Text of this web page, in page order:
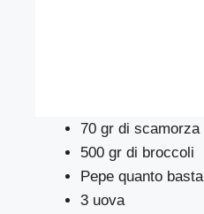
70 gr di scamorza
500 gr di broccoli
Pepe quanto basta
3 uova